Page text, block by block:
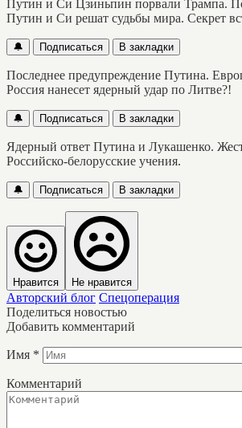
Путин и Си Цзиньпин порвали Трампа.
Путин и Си решат судьбы мира. Секрет
🔔 Подписаться В закладки
Последнее предупреждение Путина.
Россия нанесет ядерный удар по Литве?!
🔔 Подписаться В закладки
Ядерный ответ Путина и Лукашенко.
Российско-белорусские учения.
🔔 Подписаться В закладки
Нравится Не нравится
Авторский блог Спецоперация
Поделиться новостью
Добавить комментарий
Имя *
Комментарий